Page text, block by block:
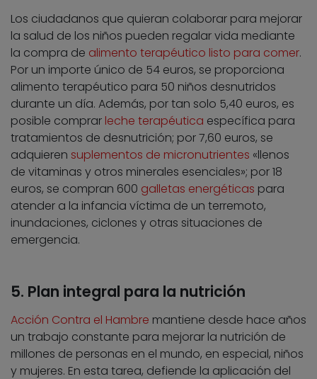
Los ciudadanos que quieran colaborar para mejorar
la salud de los niños pueden regalar vida mediante
la compra de alimento terapéutico listo para comer.
Por un importe único de 54 euros, se proporciona
alimento terapéutico para 50 niños desnutridos
durante un día. Además, por tan solo 5,40 euros, es
posible comprar leche terapéutica específica para
tratamientos de desnutrición; por 7,60 euros, se
adquieren suplementos de micronutrientes «llenos
de vitaminas y otros minerales esenciales»; por 18
euros, se compran 600 galletas energéticas para
atender a la infancia víctima de un terremoto,
inundaciones, ciclones y otras situaciones de
emergencia.
5. Plan integral para la nutrición
Acción Contra el Hambre mantiene desde hace años
un trabajo constante para mejorar la nutrición de
millones de personas en el mundo, en especial, niños
y mujeres. En esta tarea, defiende la aplicación del